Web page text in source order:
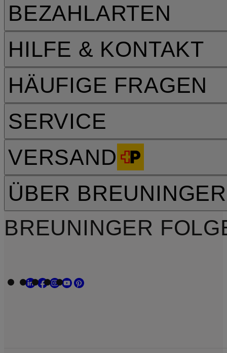
HILFE & KONTAKT
HÄUFIGE FRAGEN
SERVICE
VERSAND
BEZAHLARTEN
ÜBER BREUNINGER
BREUNINGER